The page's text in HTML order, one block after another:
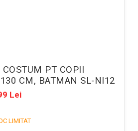
COSTUM PT COPII
CM, BATMAN SL-NI12
Lei
LIMITAT